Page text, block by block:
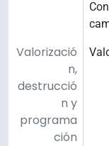
Valorizació
n,
destrucció
n y
programa
ción